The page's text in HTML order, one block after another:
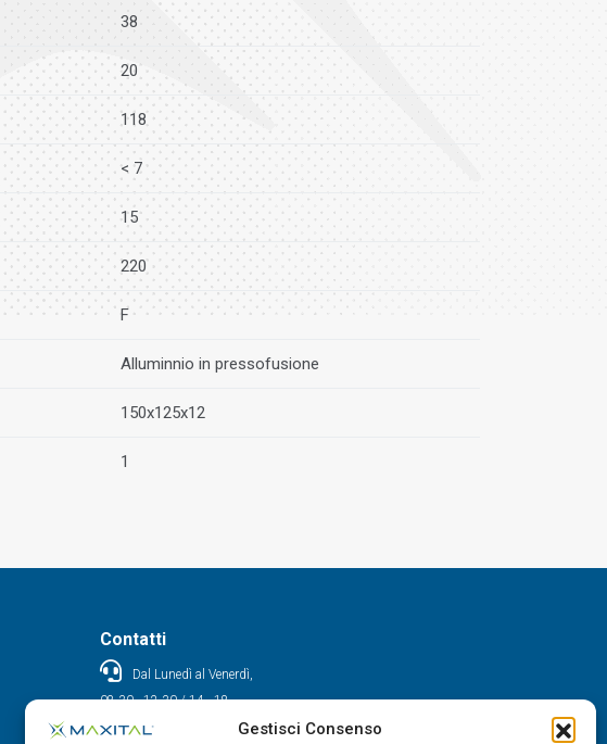
Gestisci Consenso
38
20
118
< 7
15
220
F
Alluminnio in pressofusione
150x125x12
1
Contatti
Dal Lunedì al Venerdì,
08.30 - 12.30 / 14 - 18
0522/909701